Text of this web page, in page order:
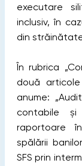
executare
inclusiv, în
din
În rubrica
două
anume:
contabile
raportoare
spălării
SFS prin